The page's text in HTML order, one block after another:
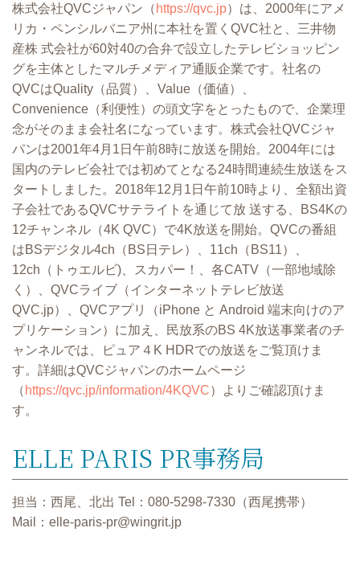
株式会社QVCジャパン（ https://qvc.jp）は、2000年にアメ
リカ・ペンシルバニア州に本社を置くQVC社と、三井物
産株 式会社が60対40の合弁で設⽴したテレビショッピン
グを主体としたマルチメディア通販企業です。社名の
QVCはQuality（品質）、Value（価値）、
Convenience（利便性）の頭⽂字をとったもので、企業理
念がそのまま会社名になっています。株式会社QVCジャ
パンは2001年4⽉1⽇午前8時に放送を開始。2004年には
国内のテレビ会社では初めてとなる24時間連続⽣放送をス
タートしました。2018年12⽉1⽇午前10時より、全額出資
⼦会社であるQVCサテライトを通じて放 送する、BS4Kの
12チャンネル（4K QVC）で4K放送を開始。QVCの番組
はBSデジタル4ch（BS⽇テレ）、11ch（BS11）、
12ch（トゥエルビ)、スカパー！、各CATV（⼀部地域除
く）、QVCライブ（インターネットテレビ放送
QVC.jp）、QVCアプリ（iPhone と Android 端末向けのア
プリケーション）に加え、⺠放系のBS 4K放送事業者のチ
ャンネルでは、ピュア４K HDRでの放送をご覧頂けま
す。詳細はQVCジャパンのホームページ
（ https://qvc.jp/information/4KQVC）よりご確認頂けま
す。
ELLE PARIS PR事務局
担当：⻄尾、北出 Tel：080-5298-7330（⻄尾携帯）
Mail：elle-paris-pr@wingrit.jp